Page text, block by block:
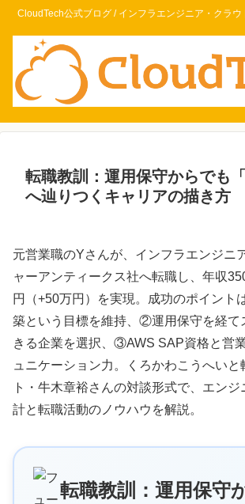
CloudTech公式ブログ / インフラエンジニア・クラ
転職教訓：運用保守からでも「
へ辿りつくキャリアの描き方
元営業職のYさんが、インフラエンジニ
ャーアンティークス社へ転職し、年収
円（+50万円）を実現。成功のポイン
築という目標を維持、②運用保守を経て
きる企業を選択、③AWS SAP資格と営
ュニケーション力。くろかわこうへいと
ト・牛木章裕さんの対談形式で、エン
計と転職活動のノウハウを解説。
転職教訓：運用保守